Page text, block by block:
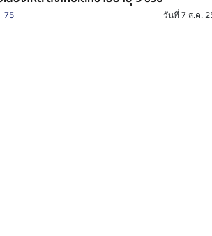
75 วันที่ 7 ส.ค.